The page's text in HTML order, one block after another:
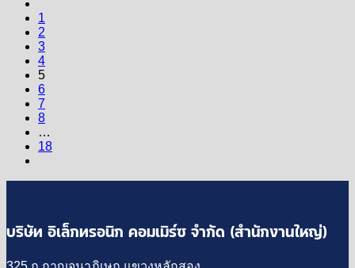
1
2
3
4
5
6
7
8
…
18
บริษัท อิเล็กทรอนิก คอมเมิร์ซ จำกัด (สำนักงานใหญ่)